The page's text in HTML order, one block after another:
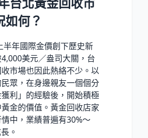
如何？
半年國際金價創下歷史新
美元／盎司大關，台
市場也因此熱絡不少。以
眾，在身邊親友一個個分
利」的經驗後，開始積極
金的價值。黃金回收店家
中，業績普遍有30%～
。